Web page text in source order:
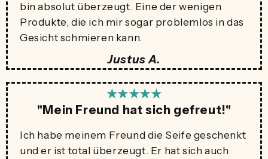
bin absolut überzeugt. Eine der wenigen
Produkte, die ich mir sogar problemlos in das
Gesicht schmieren kann.
Justus A.
★★★★★
"Mein Freund hat sich gefreut!"
Ich habe meinem Freund die Seife geschenkt
und er ist total überzeugt. Er hat sich auch